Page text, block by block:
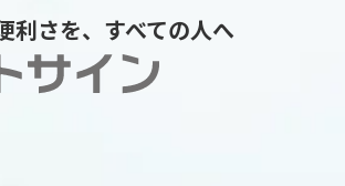
利さを、すべての人へ